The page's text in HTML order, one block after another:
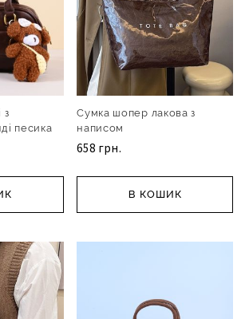
з
песика
Сумка шопер лакова з
написом
658 грн.
В КОШИК